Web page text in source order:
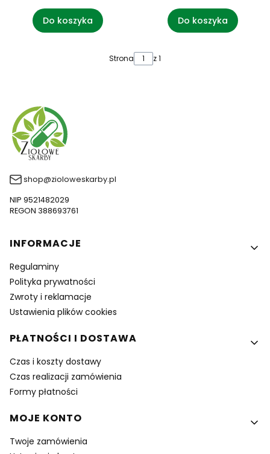
Do koszyka Do koszyka
Strona z 1
shop@zioloweskarby.pl
NIP 9521482029
REGON 388693761
Linki w stopce
INFORMACJE
Regulaminy
Polityka prywatności
Zwroty i reklamacje
Ustawienia plików cookies
PŁATNOŚCI I DOSTAWA
Czas i koszty dostawy
Czas realizacji zamówienia
Formy płatności
MOJE KONTO
Twoje zamówienia